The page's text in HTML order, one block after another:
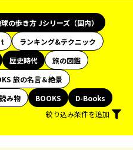
の歩き方 Jシリーズ（国内）
ランキング&テクニック
歴史時代
旅の図鑑
旅の名言＆絶景
み物 BOOKS
D-Books
絞り込み条件を追加